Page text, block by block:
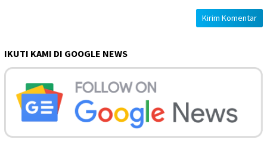
IKUTI KAMI DI GOOGLE NEWS